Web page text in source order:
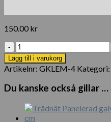
150.00 kr
Mesh
Clips
Galvanized
-
st
mängd
Lägg till i varukorg
Artikelnr: GKLEM-4 Kategori:
Du kanske också gillar …